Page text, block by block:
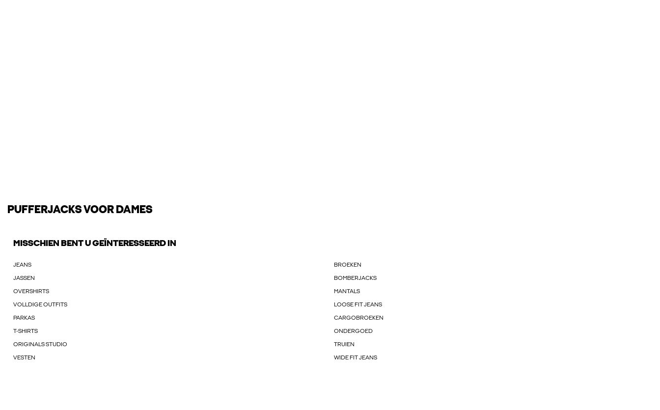
PUFFERJACKS VOOR DAMES
MISSCHIEN BENT U GEÏNTERESSEERD IN
JEANS BROEKEN
JASSEN BOMBERJACKS
OVERSHIRTS MANTALS
VOLLDIGE OUTFITS LOOSE FIT JEANS
PARKAS CARGOBROEKEN
T-SHIRTS ONDERGOED
ORIGINALS STUDIO TRUIEN
VESTEN WIDE FIT JEANS